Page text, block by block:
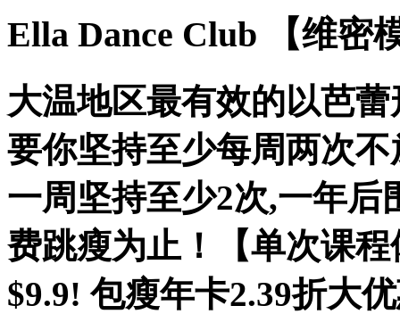
Ella Dance Club 【维密
大温地区最有效的以芭
要你坚持至少每周两次
一周坚持至少2次,一年
费跳瘦为止！【单次课
$9.9! 包瘦年卡2.39折大